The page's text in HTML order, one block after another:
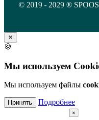
© 2019 - 2029 ®
✕
🍪
Мы используем
Мы используем файлы
Принять Подробнее
×